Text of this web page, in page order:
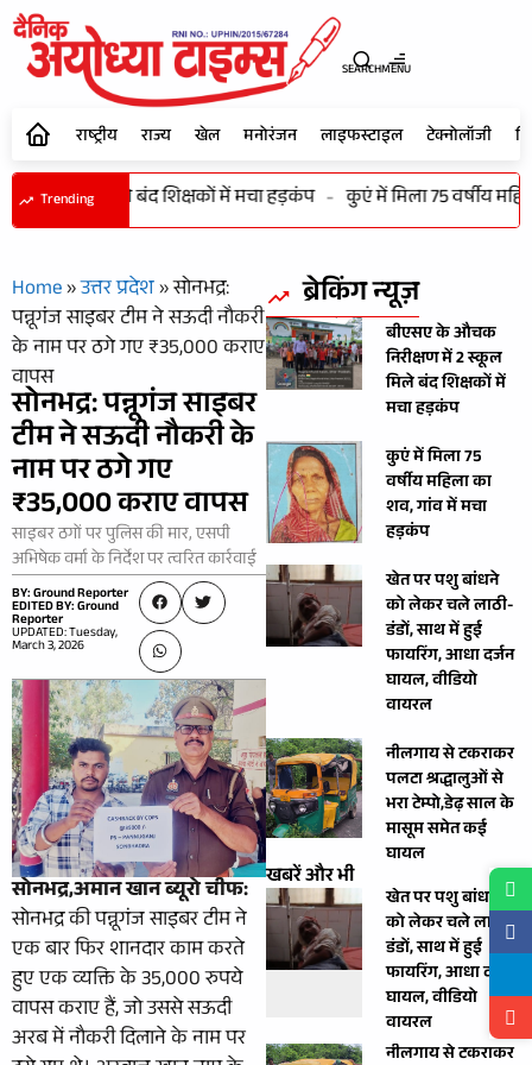
SEARCHMENU
राष्ट्रीय राज्य खेल मनोरंजन लाइफस्टाइल टेक्नोलॉजी
Trending
में 2 स्कूल मिले बंद शिक्षकों में मचा हड़कंप - कुएं में मिला 75 वर्षीय
Home»उत्तर प्रदेश»सोनभद्र:
पन्नूगंज साइबर टीम ने सऊदी नौकरी
के नाम पर ठगे गए ₹35,000 कराए
वापस
सोनभद्र: पन्नूगंज साइबर
टीम ने सऊदी नौकरी के
नाम पर ठगे गए
₹35,000 कराए वापस
साइबर ठगों पर पुलिस की मार, एसपी
अभिषेक वर्मा के निर्देश पर त्वरित कार्रवाई
BY: Ground Reporter
EDITED BY: Ground
Reporter
UPDATED: Tuesday,
March 3, 2026
सोनभद्र,अमान खान ब्यूरो चीफ:
सोनभद्र की पन्नूगंज साइबर टीम ने
एक बार फिर शानदार काम करते
हुए एक व्यक्ति के 35,000 रुपये
वापस कराए हैं, जो उससे सऊदी
अरब में नौकरी दिलाने के नाम पर
ब्रेकिंग न्यूज़
बीएसए के औचक
निरीक्षण में 2 स्कूल
मिले बंद शिक्षकों में
मचा हड़कंप
कुएं में मिला 75
वर्षीय महिला का
शव, गांव में मचा
हड़कंप
खेत पर पशु बांधने
को लेकर चले लाठी-
डंडों, साथ में हुई
फायरिंग, आधा दर्जन
घायल, वीडियो
वायरल
नीलगाय से टकराकर
पलटा श्रद्धालुओं से
भरा टेम्पो,डेढ़ साल के
मासूम समेत कई
घायल
खबरें और भी
खेत पर पशु बांधने
को लेकर चले लाठी-
डंडों, साथ में हुई
फायरिंग, आधा दर्जन
घायल, वीडियो
वायरल
नीलगाय से टकराकर